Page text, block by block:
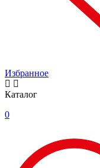
Избранное
Каталог
0